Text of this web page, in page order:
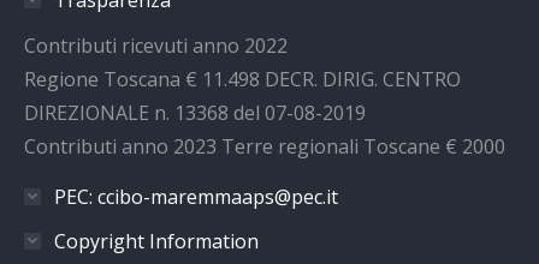
new
window
new
window
new
window
new
window
Contributi ricevuti anno 2022
Regione Toscana € 11.498 DECR. DIRIG. CENTRO
DIREZIONALE n. 13368 del 07-08-2019
Contributi anno 2023 Terre regionali Toscane € 2000
PEC: ccibo-maremmaaps@pec.it
Copyright Information